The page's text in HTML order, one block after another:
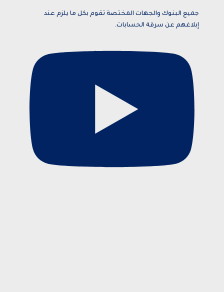
جميع البنوك والجهات المختصة تقوم بكل ما يلزم عند
إبلاغهم عن سرقة الحسابات.
Private Equity, prior to that and specifically from 2005
to 2010 he worked with Commercial Bank of Kuwait in
his career after graduation with Kuwait Petroleum
Corporation in the capacity of Corporate Planner.
Sheikh Ahmed Duaij Jaber Al Sabah graduated with
Master of Business Administration from Maastricht
School of Management in March 2008 after obtaining
his Bachelor degree in Science with a major in Finance
from Bentley College – United States of America in May
2000 .